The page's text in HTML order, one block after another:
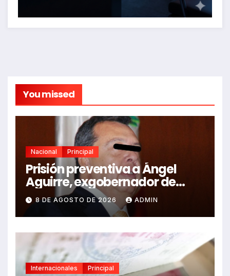
You missed
Nacional Principal
Prisión preventiva a Ángel
Aguirre, exgobernador de
Guerrero, por caso Ayotzinapa
8 DE AGOSTO DE 2026 ADMIN
Internacionales Principal